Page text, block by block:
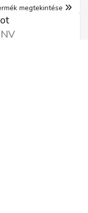
megtekintése